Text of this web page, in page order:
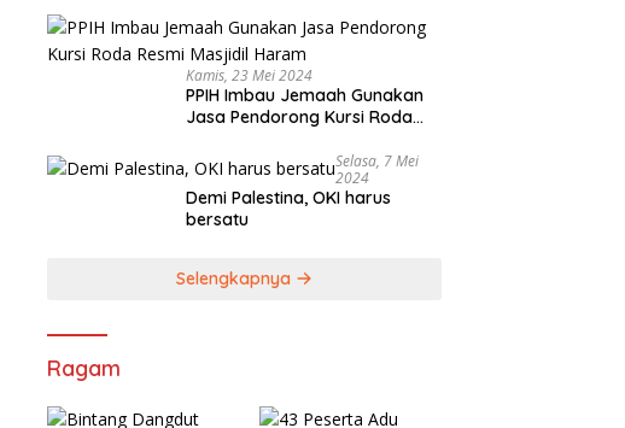
Kamis, 23 Mei 2024
PPIH Imbau Jemaah Gunakan
Jasa Pendorong Kursi Roda
Selasa, 7 Mei
2024
Demi Palestina, OKI harus
bersatu
Selengkapnya
Ragam